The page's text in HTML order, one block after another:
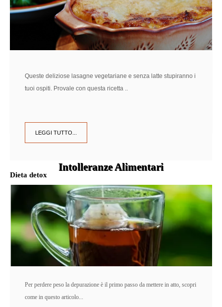
Intolleranze Alimentari
NEI CAPELLI BENESSERE E PESO IDEALE
SCOPRI DI PIÙ
Queste deliziose lasagne vegetariane e senza latte stupiranno i
tuoi ospiti. Provale con questa ricetta ..
LEGGI TUTTO...
Dieta detox
Per perdere peso la depurazione è il primo passo da mettere in atto, scopri
come in questo articolo...